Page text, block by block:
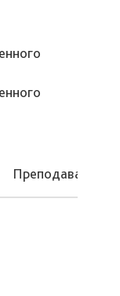
Преподаваемые